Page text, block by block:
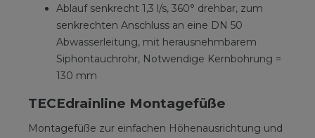
Ablauf senkrecht 1,3 l/s, 360° drehbar, zum
senkrechten Anschluss an eine DN 50
Abwasserleitung, mit herausnehmbarem
Siphontauchrohr, Notwendige Kernbohrung =
130 mm
TECEdrainline Montagefüße
Montagefüße zur einfachen Höhenausrichtung und